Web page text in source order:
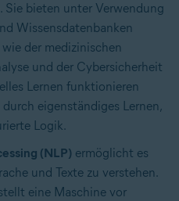
Sie bieten unter Verwendung
Wissensdatenbanken
der medizinischen
und der Cybersicherheit
Lernen funktionieren
eigenständiges Lernen,
Logik.
(NLP) ermöglicht es
und Texte zu verstehen.
eine Maschine vor